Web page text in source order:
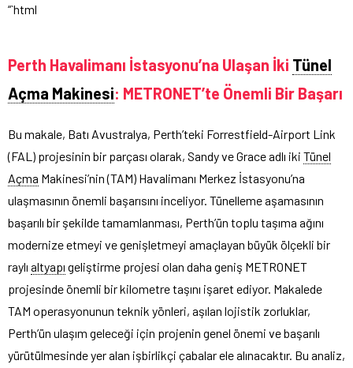
“`html
Perth Havalimanı İstasyonu’na Ulaşan İki Tünel
Açma Makinesi: METRONET’te Önemli Bir Başarı
Bu makale, Batı Avustralya, Perth’teki Forrestfield-Airport Link
(FAL) projesinin bir parçası olarak, Sandy ve Grace adlı iki Tünel
Açma Makinesi’nin (TAM) Havalimanı Merkez İstasyonu’na
ulaşmasının önemli başarısını inceliyor. Tünelleme aşamasının
başarılı bir şekilde tamamlanması, Perth’ün toplu taşıma ağını
modernize etmeyi ve genişletmeyi amaçlayan büyük ölçekli bir
raylı altyapı geliştirme projesi olan daha geniş METRONET
projesinde önemli bir kilometre taşını işaret ediyor. Makalede
TAM operasyonunun teknik yönleri, aşılan lojistik zorluklar,
Perth’ün ulaşım geleceği için projenin genel önemi ve başarılı
yürütülmesinde yer alan işbirlikçi çabalar ele alınacaktır. Bu analiz,